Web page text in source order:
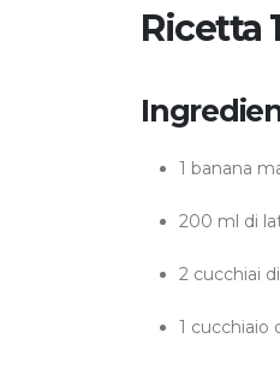
Ricetta
1 banana
200 ml di
2 cucchiai
1 cucchiaio